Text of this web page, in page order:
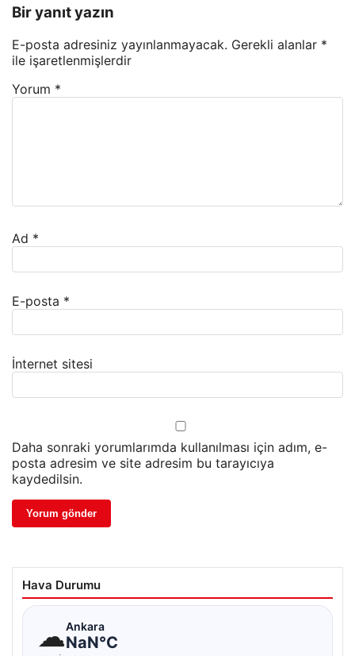
Bir yanıt yazın
E-posta adresiniz yayınlanmayacak. Gerekli alanlar *
ile işaretlenmişlerdir
Yorum *
Ad *
E-posta *
İnternet sitesi
Daha sonraki yorumlarımda kullanılması için adım, e-
posta adresim ve site adresim bu tarayıcıya
kaydedilsin.
Hava Durumu
☁Ankara
NaN°C